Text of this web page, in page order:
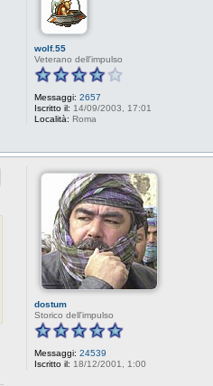
wolf.55
Veterano dell'impulso
Messaggi: 2657
Iscritto il: 14/09/2003, 17:01
Località: Roma
dostum
Storico dell'impulso
Messaggi: 24539
Iscritto il: 18/12/2001, 1:00